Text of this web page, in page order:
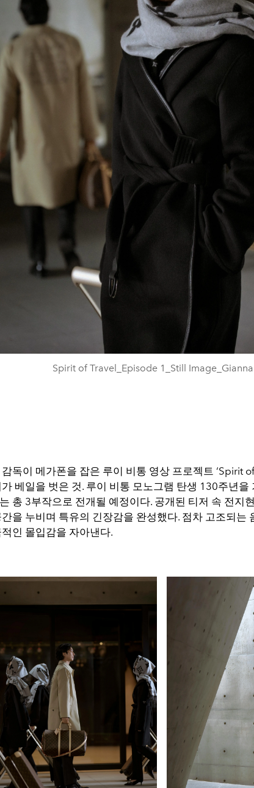
Spirit of Travel_Episode 1_Still
독이 메가폰을 잡은 루이 비통 영상 프로젝트 ‘Spirit
베일을 벗은 것. 루이 비통 모노그램 탄생 130주년을
총 3부작으로 전개될 예정이다. 공개된 티저 속 전지
을 누비며 특유의 긴장감을 완성했다. 점차 고조되는
인 몰입감을 자아낸다.